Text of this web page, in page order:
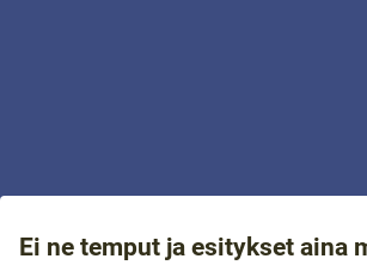
Ei ne temput ja esitykset aina